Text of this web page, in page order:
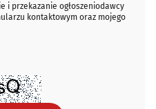
i przekazanie ogłoszeniodawcy
kontaktowym oraz mojego